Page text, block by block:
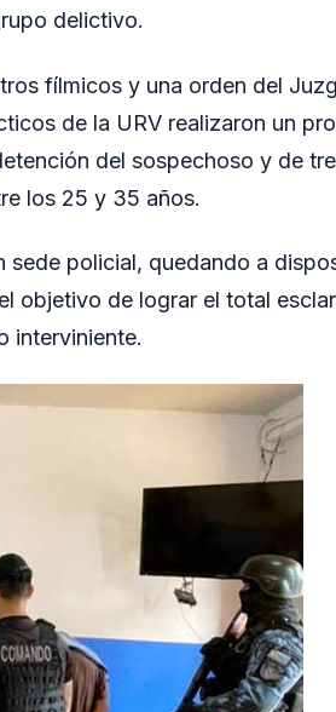
delictivo.
fílmicos y una orden del
de la URV realizaron un
del sospechoso y de
los 25 y 35 años.
policial, quedando a
objetivo de lograr el total
interviniente.